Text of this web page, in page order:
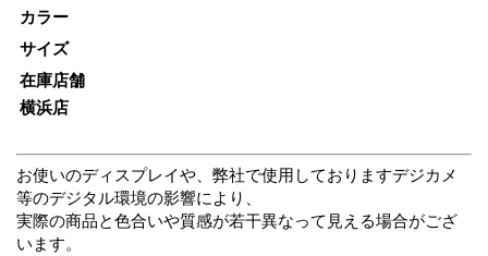
カラー
サイズ
在庫店舗
横浜店
お使いのディスプレイや、弊社で使用しておりますデジカメ
等のデジタル環境の影響により、
実際の商品と色合いや質感が若干異なって見える場合がござ
います。